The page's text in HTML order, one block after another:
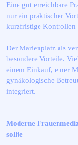
Eine gut erreichbare
nur ein praktischer
kurzfristige Kontrollen
Der Marienplatz als
besondere Vorteile.
einem Einkauf, einer
gynäkologische
integriert.
Moderne
sollte